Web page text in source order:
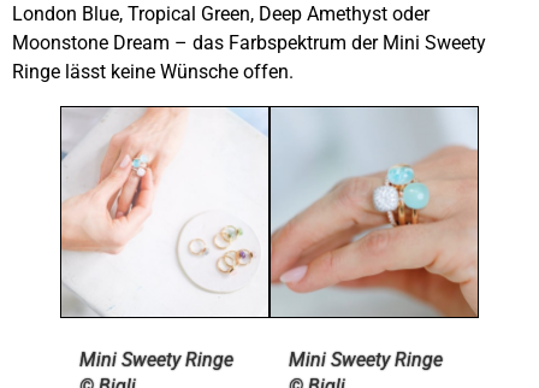
London Blue, Tropical Green, Deep Amethyst oder
Moonstone Dream – das Farbspektrum der Mini Sweety
Ringe lässt keine Wünsche offen.
Mini Sweety Ringe
Mini Sweety Ringe